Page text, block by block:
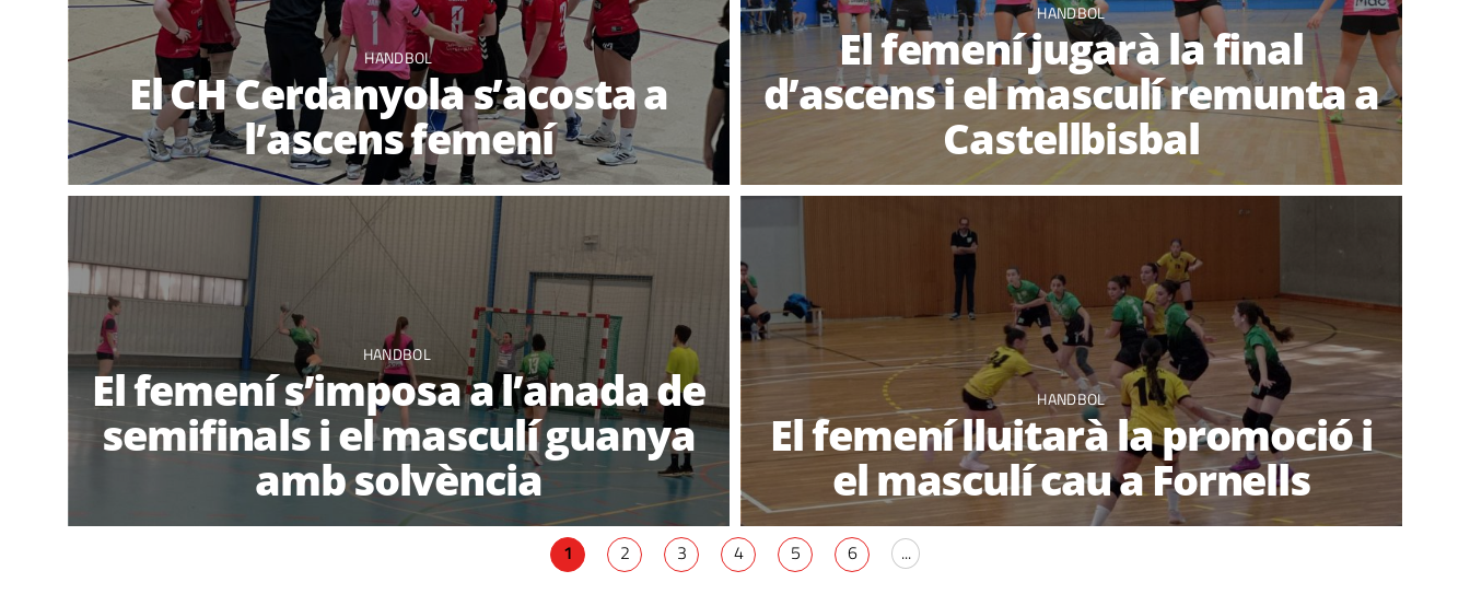
HANDBOL
El CH Cerdanyola s’acosta a
l’ascens femení
HANDBOL
El femení jugarà la final
d’ascens i el masculí remunta a
Castellbisbal
HANDBOL
El femení s’imposa a l’anada de
semifinals i el masculí guanya
amb solvència
HANDBOL
El femení lluitarà la promoció i
el masculí cau a Fornells
1 2 3 4 5 6 ...